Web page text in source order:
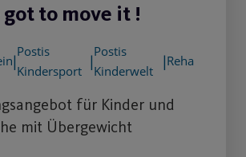
got to move it !
|
Postis
Kindersport
|
Postis
Kinderwelt
|Reha
für Kinder und
mit Übergewicht